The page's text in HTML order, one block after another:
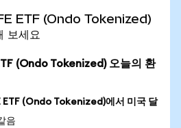
ETF (Ondo Tokenized)
보세요
(Ondo Tokenized) 오늘의 환
ETF (Ondo Tokenized)에서 미국 달
음